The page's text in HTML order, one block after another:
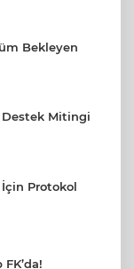
Bekleyen
Mitingi
Protokol